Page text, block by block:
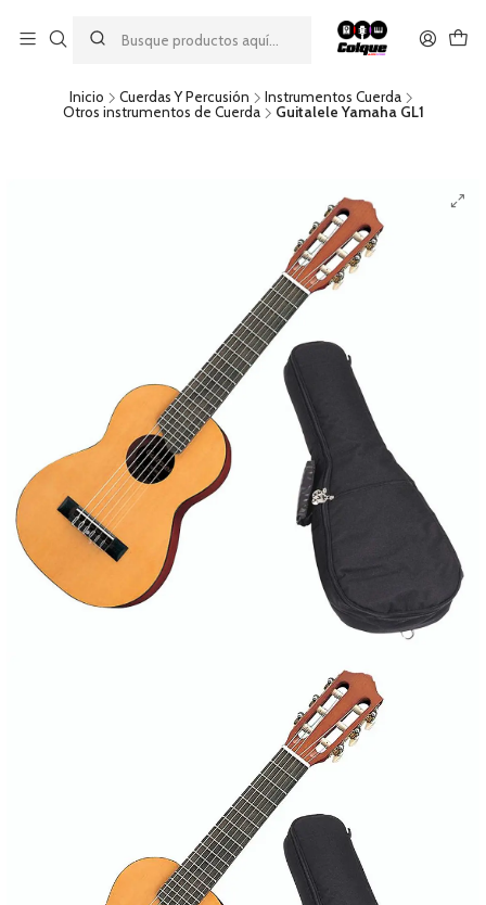
descuento por pago con transferencia bancaria
por una compra mínima de $49.990. Este descuento no es
acumulable a otras promociones ni aplicable a gastos de envío.
Inicio Cuerdas Y Percusión
Instrumentos Cuerda
Otros instrumentos de Cuerda
Guitalele Yamaha GL1